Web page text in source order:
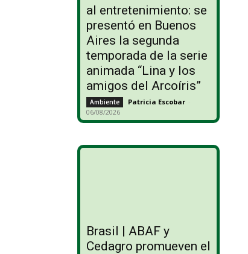
al entretenimiento: se
presentó en Buenos
Aires la segunda
temporada de la serie
animada “Lina y los
amigos del Arcoíris”
Ambiente Patricia Escobar -
06/08/2026
Brasil | ABAF y
Cedagro promueven el